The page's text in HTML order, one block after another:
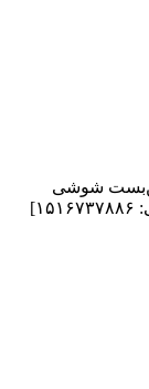
بن‌بست شوشی